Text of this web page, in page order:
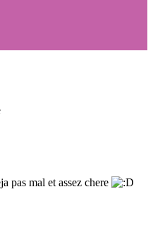
pas mal et assez chere